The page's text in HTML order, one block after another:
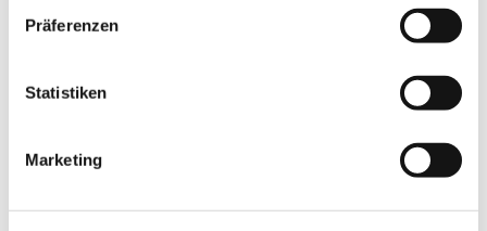
Präferenzen
Statistiken
Marketing
Zusatzleistungen